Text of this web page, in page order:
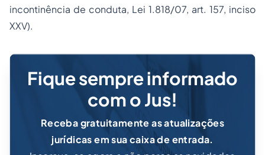
incontinência de conduta, Lei 1.818/07, art. 157, inciso
XXV).
Fique sempre informado
com o Jus!
Receba gratuitamente as atualizações
jurídicas em sua caixa de entrada.